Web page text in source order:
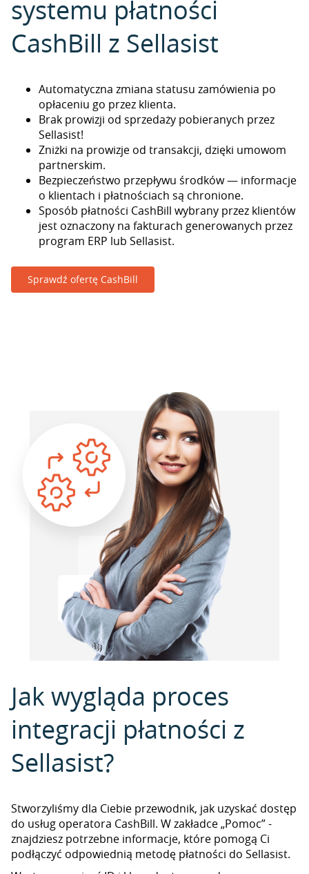
systemu płatności
CashBill z Sellasist
Automatyczna zmiana statusu zamówienia po
opłaceniu go przez klienta.
Brak prowizji od sprzedaży pobieranych przez
Sellasist!
Zniżki na prowizje od transakcji, dzięki umowom
partnerskim.
Bezpieczeństwo przepływu środków — informacje
o klientach i płatnościach są chronione.
Sposób płatności CashBill wybrany przez klientów
jest oznaczony na fakturach generowanych przez
program ERP lub Sellasist.
Sprawdź ofertę CashBill
Jak wygląda proces
integracji płatności z
Sellasist?
Stworzyliśmy dla Ciebie przewodnik, jak uzyskać dostęp
do usług operatora CashBill. W zakładce „Pomoc” -
znajdziesz potrzebne informacje, które pomogą Ci
podłączyć odpowiednią metodę płatności do Sellasist.